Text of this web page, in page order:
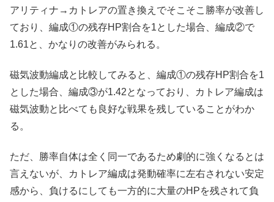
アリティナ→カトレアの置き換えでそこそこ勝率が改善し
ており、編成①の残存HP割合を1とした場合、編成②で
1.61と、かなりの改善がみられる。
磁気波動編成と比較してみると、編成①の残存HP割合を1
とした場合、編成③が1.42となっており、カトレア編成は
磁気波動と比べても良好な戦果を残していることがわか
る。
ただ、勝率自体は全く同一であるため劇的に強くなるとは
言えないが、カトレア編成は発動確率に左右されない安定
感から、負けるにしても一方的に大量のHPを残されて負